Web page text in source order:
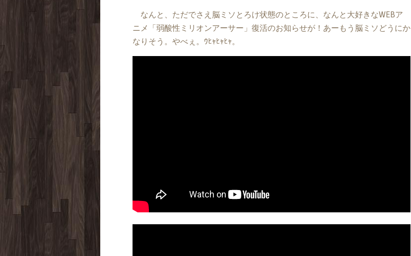
なんと、ただでさえ脳ミソとろけ状態のところに、なんと大好きなWEBア
ニメ「弱酸性ミリオンアーサー」復活のお知らせが！あーもう脳ミソどうにか
なりそう。やべぇ。ｳﾋｬﾋｬﾋｬ。